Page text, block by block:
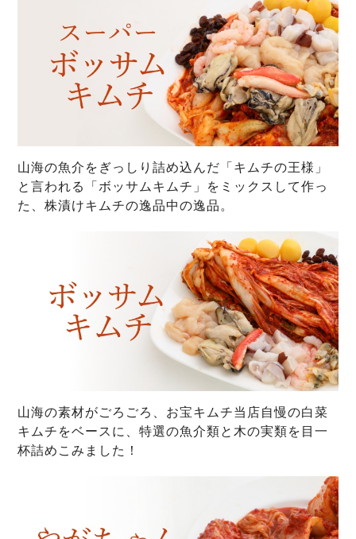
山海の魚介をぎっしり詰め込んだ「キムチの王様」
と言われる「ボッサムキムチ」をミックスして作っ
た、株漬けキムチの逸品中の逸品。
山海の素材がごろごろ、お宝キムチ当店自慢の白菜
キムチをベースに、特選の魚介類と木の実類を目一
杯詰めこみました！